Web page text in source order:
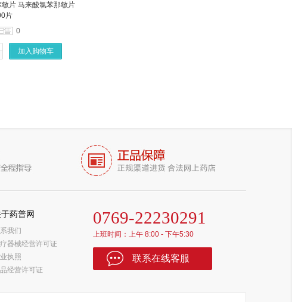
敏片 马来酸氯苯那敏片
片
0
加入购物车
于药普网
我们
器械经营许可证
执照
经营许可证
0769-22230291
上班时间：上午 8:00 - 下午5:30
联系在线客服